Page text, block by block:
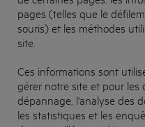
pages (telles que le
souris) et les méthodes
site.
Ces informations sont
gérer notre site et pour les
dépannage, l'analyse des
les statistiques et les